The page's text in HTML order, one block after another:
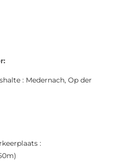
: Medernach, Op der
: